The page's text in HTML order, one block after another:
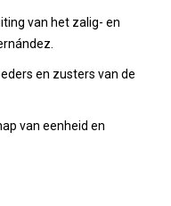
van het zalig- en
en zusters van de
van eenheid en